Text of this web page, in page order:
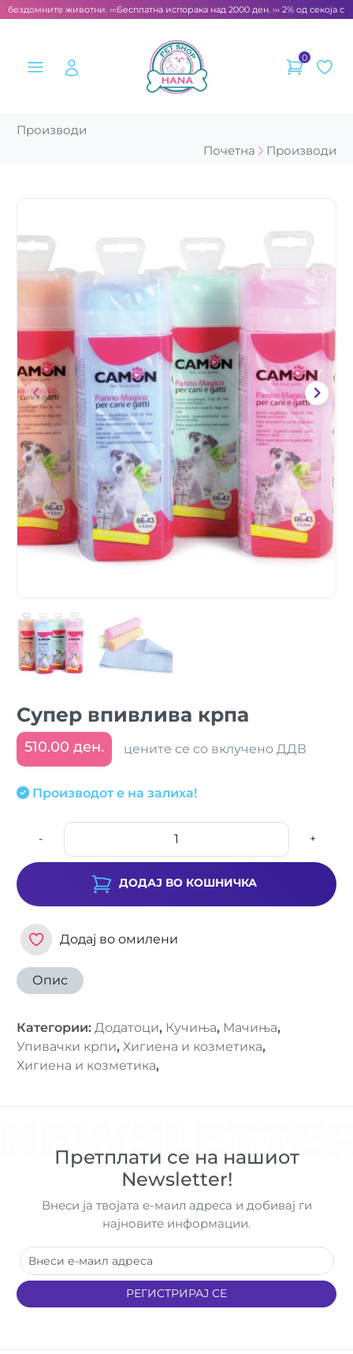
животни. ‹‹‹ Бесплатна испорака над 2000 ден. ››› 2% од секоја
0
Производи
Почетна
Производи
Супер впивлива крпа
510.00 ден. цените се со вклучено ДДВ
Производот е на залиха!
- +
ДОДАЈ ВО КОШНИЧКА
Додај во омилени
Опис
Категории: Додатоци, Кучиња, Мачиња,
Упивачки крпи, Хигиена и козметика,
Хигиена и козметика,
Претплати се на нашиот
Newsletter!
Внеси ја твојата е-маил адреса и добивај ги
најновите информации.
РЕГИСТРИРАЈ СЕ